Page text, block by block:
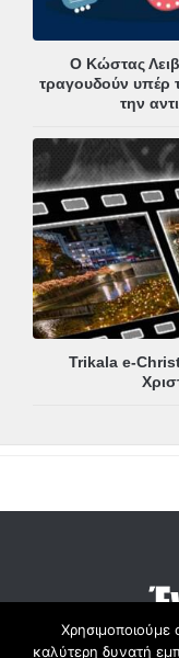
Ο Κώστας
τραγουδούν υπέρ
την
Trikala e-
καλύτερη δυνατή